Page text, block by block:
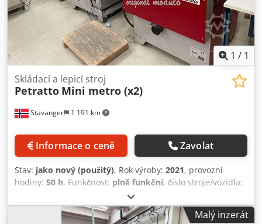
1 / 1
Stavanger 1 191 km
Skládací a lepicí stroj
Petratto Mini metro (x2)
Informace o ceně Zavolat
Stav: jako nový (použitý), Rok výroby: 2021, provozní
hodiny: 50 h, Funkčnost: plně funkční, číslo stroje/vozidla:
, typ vstupního proudu:
115 mm, celková délka:400 mm, celková výška:100 mm,
vstupní napětí:400 V, Petratto Mini Metro 78, modulární
Malý inzerát